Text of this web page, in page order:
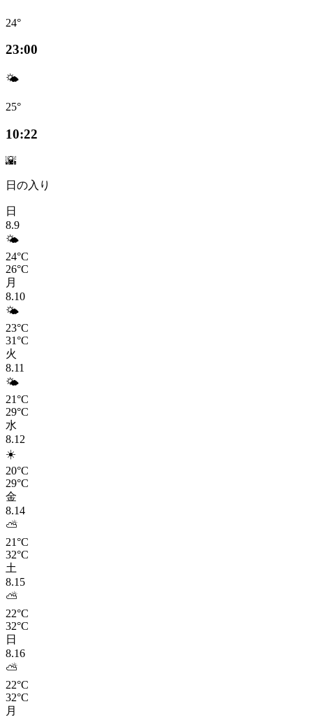
24°
23:00
🌤️
25°
10:22
🌇
日の入り
日
8.9
🌤️
24°C
26°C
月
8.10
🌤️
23°C
31°C
火
8.11
🌤️
21°C
29°C
水
8.12
☀️
20°C
29°C
金
8.14
⛅
21°C
32°C
土
8.15
⛅
22°C
32°C
日
8.16
⛅
22°C
32°C
月